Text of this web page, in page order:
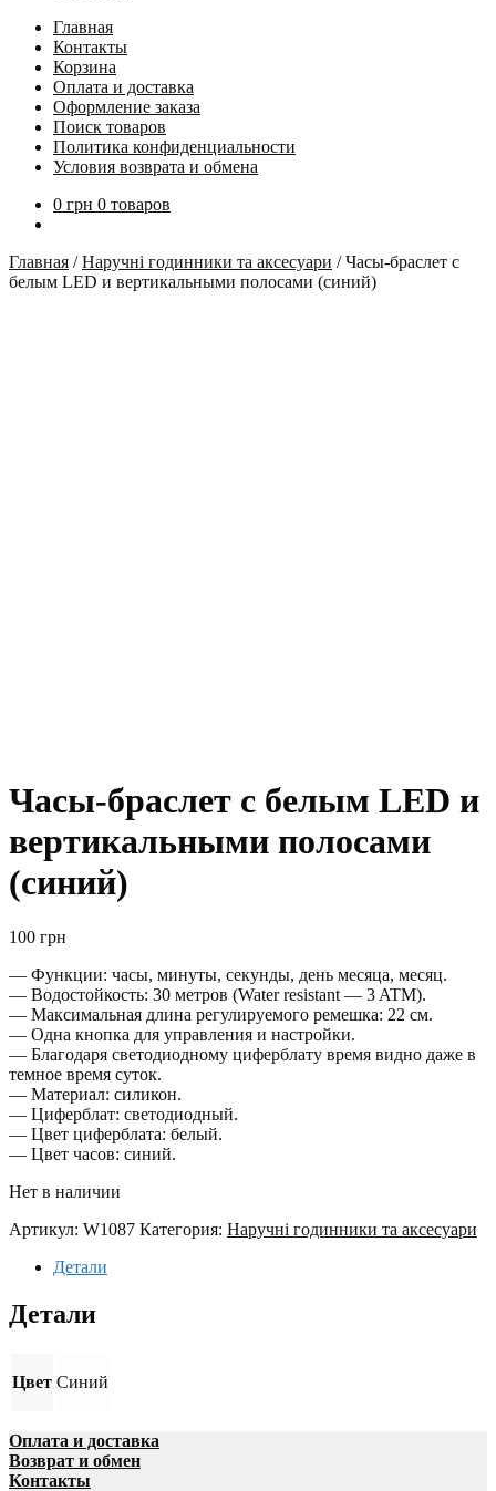
Главная
Контакты
Корзина
Оплата и доставка
Оформление заказа
Поиск товаров
Политика конфиденциальности
Условия возврата и обмена
0 грн 0 товаров
Главная /Наручні годинники та аксесуари /Часы-браслет с
белым LED и вертикальными полосами (синий)
Часы-браслет с белым LED и
вертикальными полосами
(синий)
100 грн
— Функции: часы, минуты, секунды, день месяца, месяц.
— Водостойкость: 30 метров (Water resistant — 3 ATM).
— Максимальная длина регулируемого ремешка: 22 см.
— Одна кнопка для управления и настройки.
— Благодаря светодиодному циферблату время видно даже в
темное время суток.
— Материал: силикон.
— Циферблат: светодиодный.
— Цвет циферблата: белый.
— Цвет часов: синий.
Нет в наличии
Артикул: W1087 Категория: Наручні годинники та аксесуари
Детали
Детали
Цвет Синий
Оплата и доставка
Возврат и обмен
Контакты